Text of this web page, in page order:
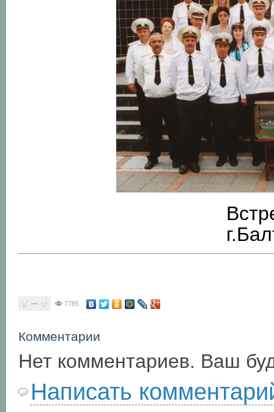
— 7785
Комментарии
Нет комментариев. Ваш
Написать